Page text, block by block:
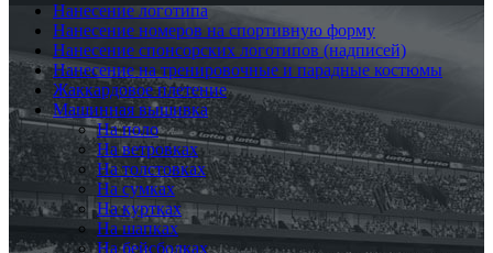
Нанесение логотипа
Нанесение номеров на спортивную форму
Нанесение спонсорских логотипов (надписей)
Нанесение на тренировочные и парадные костюмы
Жаккардовое плетение
Машинная вышивка
На поло
На ветровках
На толстовках
На сумках
На куртках
На шапках
На бейсболках